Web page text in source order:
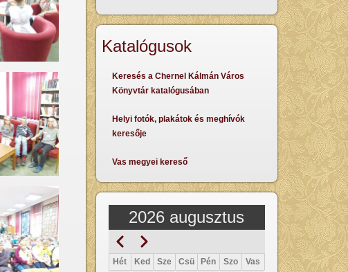
Katalógusok
Keresés a Chernel Kálmán Város
Könyvtár katalógusában
Helyi fotók, plakátok és meghívók
keresője
Vas megyei kereső
2026 augusztus
Oldalszámozás
Előző Következő
Hét Ked Sze Csü Pén Szo
Vas